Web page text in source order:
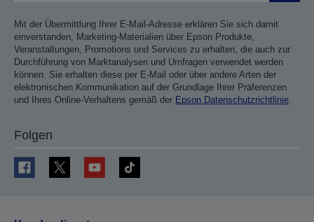
Mit der Übermittlung Ihrer E-Mail-Adresse erklären Sie sich damit
einverstanden, Marketing-Materialien über Epson Produkte,
Veranstaltungen, Promotions und Services zu erhalten, die auch zur
Durchführung von Marktanalysen und Umfragen verwendet werden
können. Sie erhalten diese per E-Mail oder über andere Arten der
elektronischen Kommunikation auf der Grundlage Ihrer Präferenzen
und Ihres Online-Verhaltens gemäß der Epson Datenschutzrichtlinie
Folgen